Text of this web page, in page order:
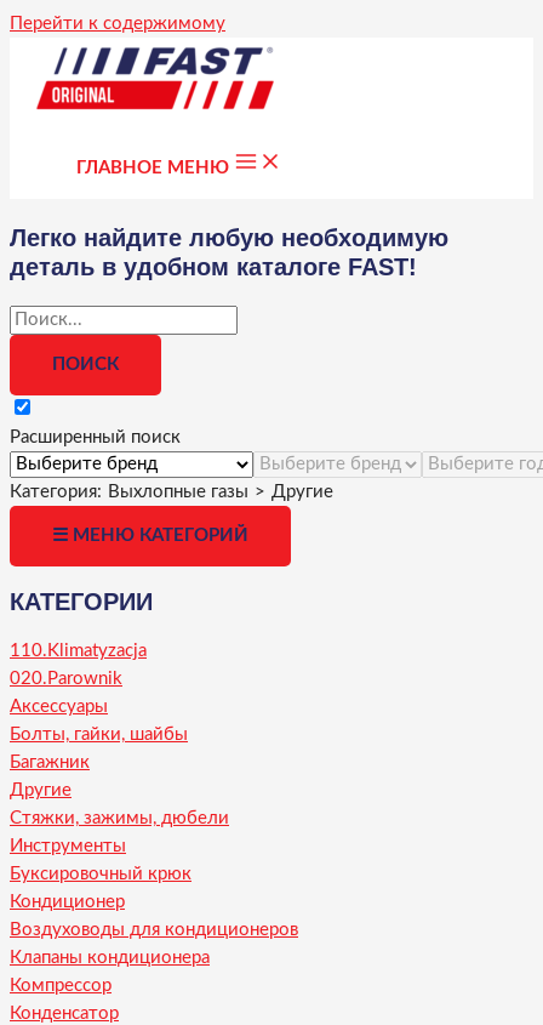
Перейти к содержимому
ГЛАВНОЕ МЕНЮ
Легко найдите любую необходимую
деталь в удобном каталоге FAST!
Расширенный поиск
Категория: Выхлопные газы > Другие
☰ МЕНЮ КАТЕГОРИЙ
КАТЕГОРИИ
110.Klimatyzacja
020.Parownik
Аксессуары
Болты, гайки, шайбы
Багажник
Другие
Стяжки, зажимы, дюбели
Инструменты
Буксировочный крюк
Кондиционер
Воздуховоды для кондиционеров
Клапаны кондиционера
Компрессор
Конденсатор